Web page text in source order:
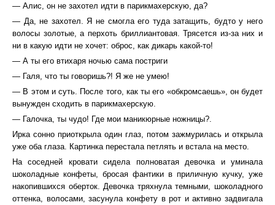
— Алис, он не захотел идти в парикмахерскую, да?
— Да, не захотел. Я не смогла его туда затащить, будто у него
волосы золотые, а перхоть бриллиантовая. Трясется из-за них и
ни в какую идти не хочет: оброс, как дикарь какой-то!
— А ты его втихаря ночью сама постриги
— Галя, что ты говоришь?! Я же не умею!
— В этом и суть. После того, как ты его «обкромсаешь», он будет
вынужден сходить в парикмахерскую.
— Галочка, ты чудо! Где мои маникюрные ножницы?.
Ирка сонно приоткрыла один глаз, потом зажмурилась и открыла
уже оба глаза. Картинка перестала петлять и встала на место.
На соседней кровати сидела полноватая девочка и уминала
шоколадные конфеты, бросая фантики в приличную кучку, уже
накопившихся оберток. Девочка тряхнула темными, шоколадного
оттенка, волосами, засунула конфету в рот и активно задвигала